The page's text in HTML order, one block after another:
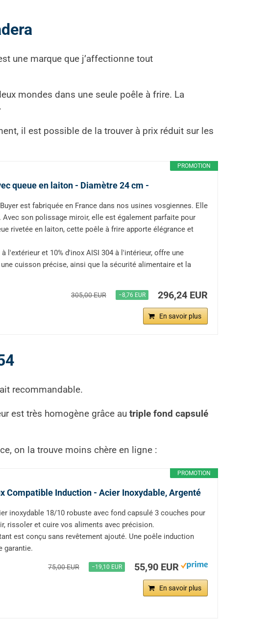
une marque que j’affectionne tout
mondes dans une seule poêle à frire. La
il est possible de la trouver à prix réduit sur les
PROMOTION
queue en laiton - Diamètre 24 cm -
est fabriquée en France dans nos usines vosgiennes. Elle
son polissage miroir, elle est également parfaite pour
rivetée en laiton, cette poêle à frire apporte élégrance et
l'extérieur et 10% d'inox AISI 304 à l'intérieur, offre une
cuisson précise, ainsi que la sécurité alimentaire et la
305,00 EUR −8,76 EUR 296,24 EUR
En savoir plus
recommandable.
est très homogène grâce au triple fond capsulé
on la trouve moins chère en ligne :
PROMOTION
Compatible Induction - Acier Inoxydable, Argenté
inoxydable 18/10 robuste avec fond capsulé 3 couches pour
rissoler et cuire vos aliments avec précision.
est conçu sans revêtement ajouté. Une poêle induction
garantie.
75,00 EUR −19,10 EUR 55,90 EUR
En savoir plus